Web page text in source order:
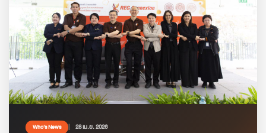
Who’s News 28 เม.ย. 2026